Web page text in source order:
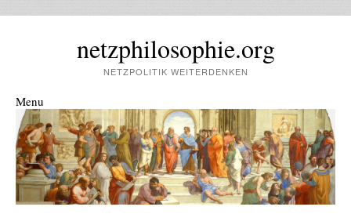
netzphilosophie.org
NETZPOLITIK WEITERDENKEN
Menu
Skip to content